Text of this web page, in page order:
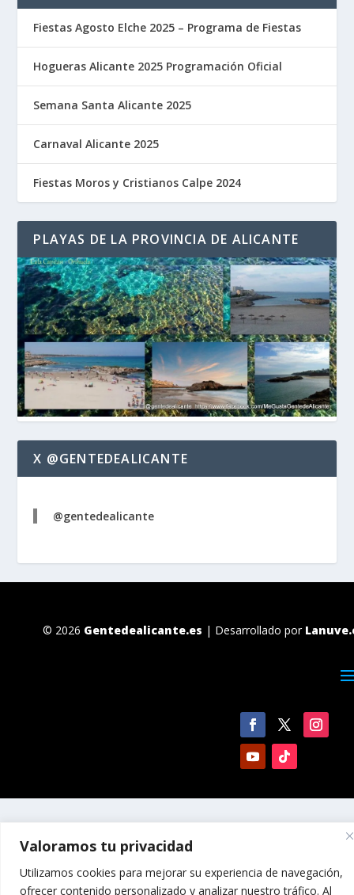
Valoramos tu privacidad
Utilizamos cookies para mejorar su experiencia de navegación,
ofrecer contenido personalizado y analizar nuestro tráfico. Al
Fiestas Agosto Elche 2025 – Programa de Fiestas
Hogueras Alicante 2025 Programación Oficial
Semana Santa Alicante 2025
Carnaval Alicante 2025
Fiestas Moros y Cristianos Calpe 2024
PLAYAS DE LA PROVINCIA DE ALICANTE
X @GENTEDEALICANTE
@gentedealicante
© 2026 Gentedealicante.es | Desarrollado por